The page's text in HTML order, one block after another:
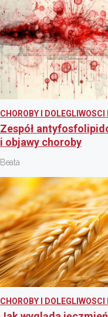
CHOROBY I
Zespół
i objawy choroby
Beata
CHOROBY I